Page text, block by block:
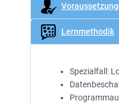
Lernmethodik
Spezialfall: